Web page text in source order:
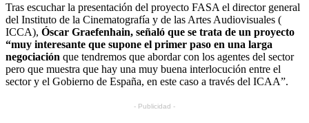
Tras escuchar la presentación del proyecto FASA el director general
del Instituto de la Cinematografía y de las Artes Audiovisuales (
ICCA), Óscar Graefenhain, señaló que se trata de un proyecto
“muy interesante que supone el primer paso en una larga
negociación que tendremos que abordar con los agentes del sector
pero que muestra que hay una muy buena interlocución entre el
sector y el Gobierno de España, en este caso a través del ICAA”.
- Publicidad -